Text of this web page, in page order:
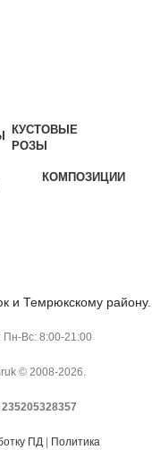
КУСТОВЫЕ
РОЗЫ
КОМПОЗИЦИИ
и Темрюкскому району.
Пн-Вс: 8:00-21:00
© 2008-2026.
235205328357
ПД| Политика